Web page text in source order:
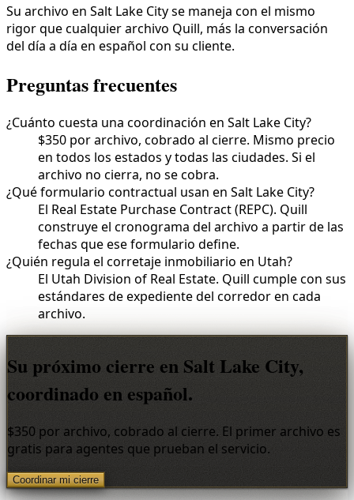
Su archivo en Salt Lake City se maneja con el mismo
rigor que cualquier archivo Quill, más la conversación
del día a día en español con su cliente.
Preguntas frecuentes
¿Cuánto cuesta una coordinación en Salt Lake City?
$350 por archivo, cobrado al cierre. Mismo precio
en todos los estados y todas las ciudades. Si el
archivo no cierra, no se cobra.
¿Qué formulario contractual usan en Salt Lake City?
El Real Estate Purchase Contract (REPC). Quill
construye el cronograma del archivo a partir de las
fechas que ese formulario define.
¿Quién regula el corretaje inmobiliario en Utah?
El Utah Division of Real Estate. Quill cumple con sus
estándares de expediente del corredor en cada
archivo.
Su próximo cierre en Salt Lake City,
coordinado en español.
$350 por archivo, cobrado al cierre. El primer archivo es
gratis para agentes que prueban el servicio.
Coordinar mi cierre